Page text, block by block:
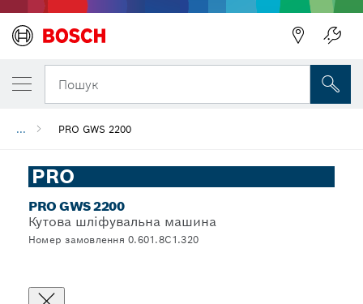
Пошук
... PRO GWS 2200
PRO
PRO GWS 2200
Кутова шліфувальна машина
Номер замовлення 0.601.8C1.320